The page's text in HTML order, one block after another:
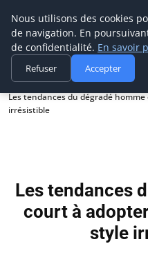
Biboutic
Accueil
Les tendances du dégradé
irrésistible
Les tendances
court à
style
Nous utilisons des cookies
de navigation. En
de confidentialité. En savoir
Refuser Accepter